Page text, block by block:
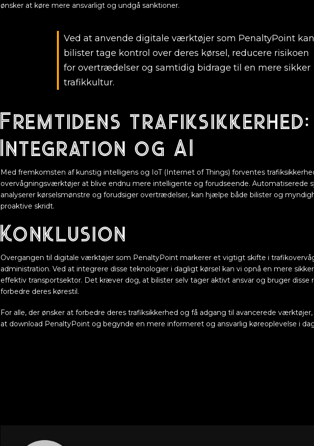
ønsker at køre mere ansvarligt og undgå sanktioner.
Ved at anvende digitale værktøjer som PenaltyPoint kan
bilister tage kontrol over deres kørsel, reducere risikoen
for overtrædelser og samtidig bidrage til en mere sikker
trafikkultur.
Fremtidens trafiksikkerhed:
Integration og AI
Med fremkomsten af kunstig intelligens og IoT (Internet of Things) forventes
overvågningsværktøjer at blive endnu mere intelligente og forudseende. Automatiserede
analyserer kørselsmønstre og forudsiger overtrædelser, kan hjælpe både bilister og
proaktive skridt.
Konklusion
Overgangen til digitale værktøjer som PenaltyPoint markerer et vigtigt skifte i
administration. Ved at integrere disse teknologier i dagligt kørsel kan vi opnå en mere
effektiv transportsektor. Det kræver dog, at bilister selv tager aktivt ansvar og bruger disse
forbedre deres kørestil.
For alle, der ønsker at forbedre deres trafiksikkerhed og få adgang til avancerede
at download PenaltyPoint og begynde en mere informeret og ansvarlig køreoplevelse i